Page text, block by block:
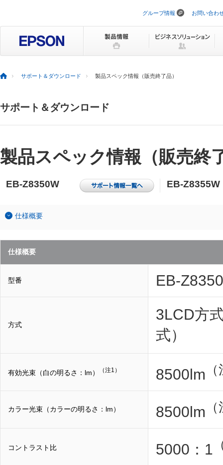
ビ
ョ
を
ス
グループ情報 お問い合わ
サポート＆ダウンロード 製品スペック情報（販売終了品）
サポート＆ダウンロード
製品スペック情報（販売終
EB-Z8350W EB-Z8355W
仕様概要
仕様概要
型番 EB-
方式
3LCD方
式）
有効光束（白の明るさ：lm） （注1） 8500lm
カラー光束（カラーの明るさ：lm） 8500lm
コントラスト比 5000：1